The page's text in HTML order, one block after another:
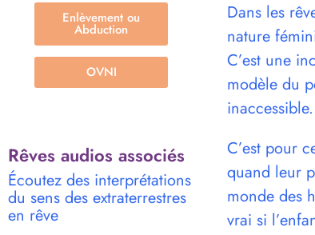
Enlèvement ou
Abduction
OVNI
Rêves audios associés
Écoutez des interprétations
du sens des extraterrestres
en rêve
Dans les
nature
C’est une
modèle du
inaccessible.
C’est pour
quand leur
monde des
vrai si